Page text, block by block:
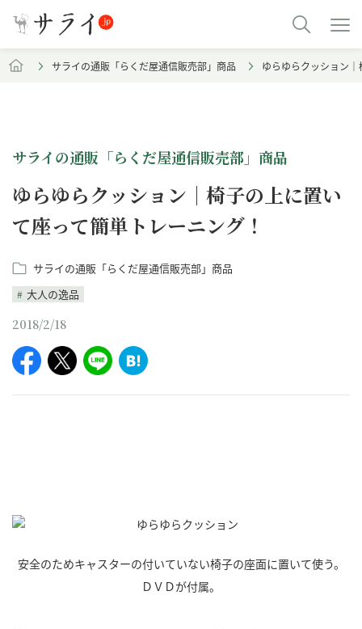
サライの通販「らくだ屋通信販売部」商品 ゆらゆらクッション
サライの通販「らくだ屋通信販売部」商品
ゆらゆらクッション｜椅子の上に置い
て座って簡単トレーニング！
サライの通販「らくだ屋通信販売部」商品
大人の逸品
2018/2/18
安全のためキャスターの付いていない椅子の座面に置いて使う。
ＤＶＤが付属。